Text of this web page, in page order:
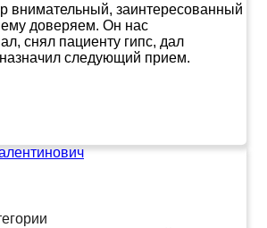
внимательный, заинтересованный
доверяем. Он нас
снял пациенту гипс, дал
следующий прием.